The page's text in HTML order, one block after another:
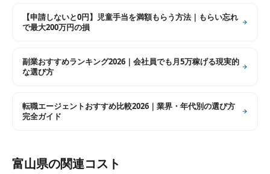
【申請しないと0円】児童手当を満額もらう方法｜もらい忘れ
で最大200万円の損
副業おすすめランキング2026｜会社員でも月5万稼げる現実的
な選び方
転職エージェントおすすめ比較2026｜業界・年代別の選び方
完全ガイド
富山県の関連コスト